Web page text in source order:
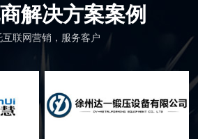
解决方案案例
互联网营销，服务客户